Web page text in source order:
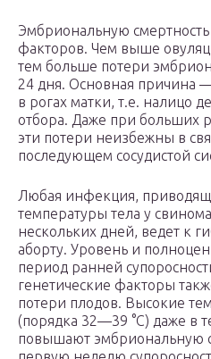
Эмбриональную
факторов. Чем вы­ше
тем больше потери
24 дня. Основная причина —
в рогах матки, т.е. налицо
отбора. Даже при больших
эти потери неизбежны в
последующем сосудистой
Любая инфекция,
температуры тела у
нескольких дней, ведет к
аборту. Уровень и
период ранней
генетические факто­ры
потери плодов. Высокие
(порядка 32—39 °С) даже в
повышают эмбриональную